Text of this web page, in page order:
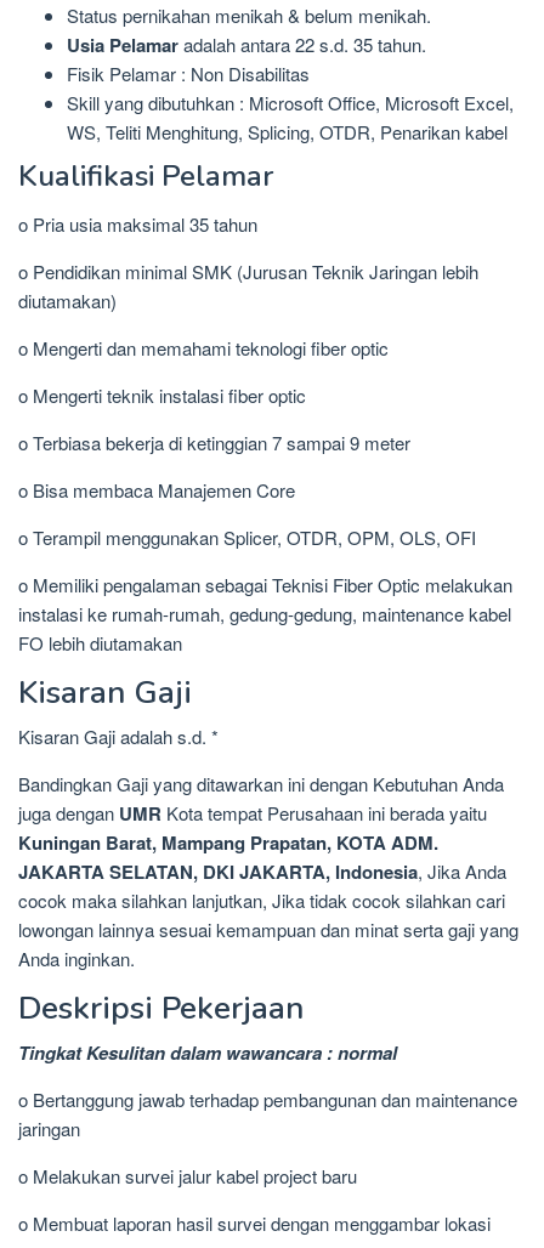
Status pernikahan menikah & belum menikah.
Usia Pelamaradalah antara 22 s.d. 35 tahun.
Fisik Pelamar : Non Disabilitas
Skill yang dibutuhkan : Microsoft Office, Microsoft Excel,
WS, Teliti Menghitung, Splicing, OTDR, Penarikan kabel
Kualifikasi Pelamar
o Pria usia maksimal 35 tahun
o Pendidikan minimal SMK (Jurusan Teknik Jaringan lebih
diutamakan)
o Mengerti dan memahami teknologi fiber optic
o Mengerti teknik instalasi fiber optic
o Terbiasa bekerja di ketinggian 7 sampai 9 meter
o Bisa membaca Manajemen Core
o Terampil menggunakan Splicer, OTDR, OPM, OLS, OFI
o Memiliki pengalaman sebagai Teknisi Fiber Optic melakukan
instalasi ke rumah-rumah, gedung-gedung, maintenance kabel
FO lebih diutamakan
Kisaran Gaji
Kisaran Gaji adalah s.d. *
Bandingkan Gaji yang ditawarkan ini dengan Kebutuhan Anda
juga dengan UMR Kota tempat Perusahaan ini berada yaitu
Kuningan Barat, Mampang Prapatan, KOTA ADM.
JAKARTA SELATAN, DKI JAKARTA, Indonesia, Jika Anda
cocok maka silahkan lanjutkan, Jika tidak cocok silahkan cari
lowongan lainnya sesuai kemampuan dan minat serta gaji yang
Anda inginkan.
Deskripsi Pekerjaan
Tingkat Kesulitan dalam wawancara : normal
o Bertanggung jawab terhadap pembangunan dan maintenance
jaringan
o Melakukan survei jalur kabel project baru
o Membuat laporan hasil survei dengan menggambar lokasi